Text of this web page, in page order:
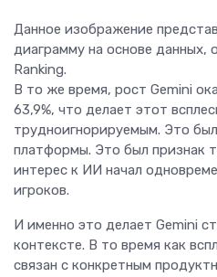
Данное изображение
диаграмму на основе данных,
Ranking.
В то же время, рост Gemini
63,9%, что делает этот
трудноигнорируемым. Это
платформы. Это был признак
интерес к ИИ начал
игроков.
И именно это делает Gemini
контексте. В то время как
связан с конкретным